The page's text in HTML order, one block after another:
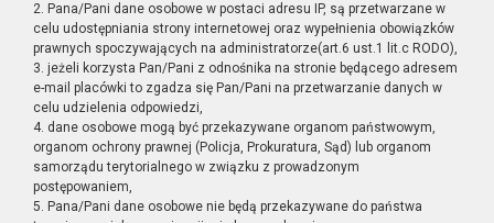
2. Pana/Pani dane osobowe w postaci adresu IP, są przetwarzane w
celu udostępniania strony internetowej oraz wypełnienia obowiązków
prawnych spoczywających na administratorze(art.6 ust.1 lit.c RODO),
3. jeżeli korzysta Pan/Pani z odnośnika na stronie będącego adresem
e-mail placówki to zgadza się Pan/Pani na przetwarzanie danych w
celu udzielenia odpowiedzi,
4. dane osobowe mogą być przekazywane organom państwowym,
organom ochrony prawnej (Policja, Prokuratura, Sąd) lub organom
samorządu terytorialnego w związku z prowadzonym
postępowaniem,
5. Pana/Pani dane osobowe nie będą przekazywane do państwa